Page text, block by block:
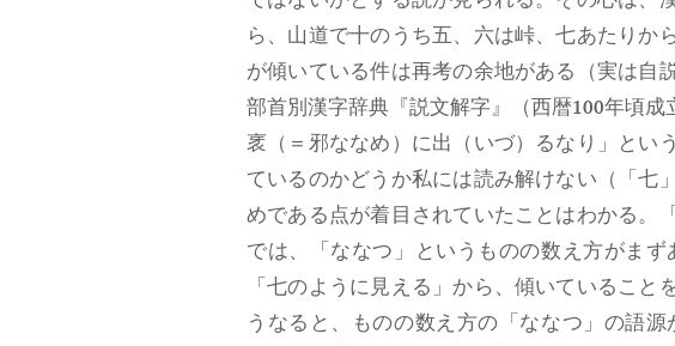
ら、山道で十のうち五、六は峠、七あたり
が傾いている件は再考の余地がある（実は
部首別漢字辞典『説文解字』（西暦100年頃
衺（＝邪ななめ）に出（いづ）るなり」とい
ているのかどうか私には読み解けない（「
めである点が着目されていたことはわかる。
では、「ななつ」というものの数え方がま
「七のように見える」から、傾いているこ
うなると、ものの数え方の「ななつ」の語